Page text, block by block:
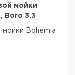
мойки
Boro 3.3
мойки Bohemia